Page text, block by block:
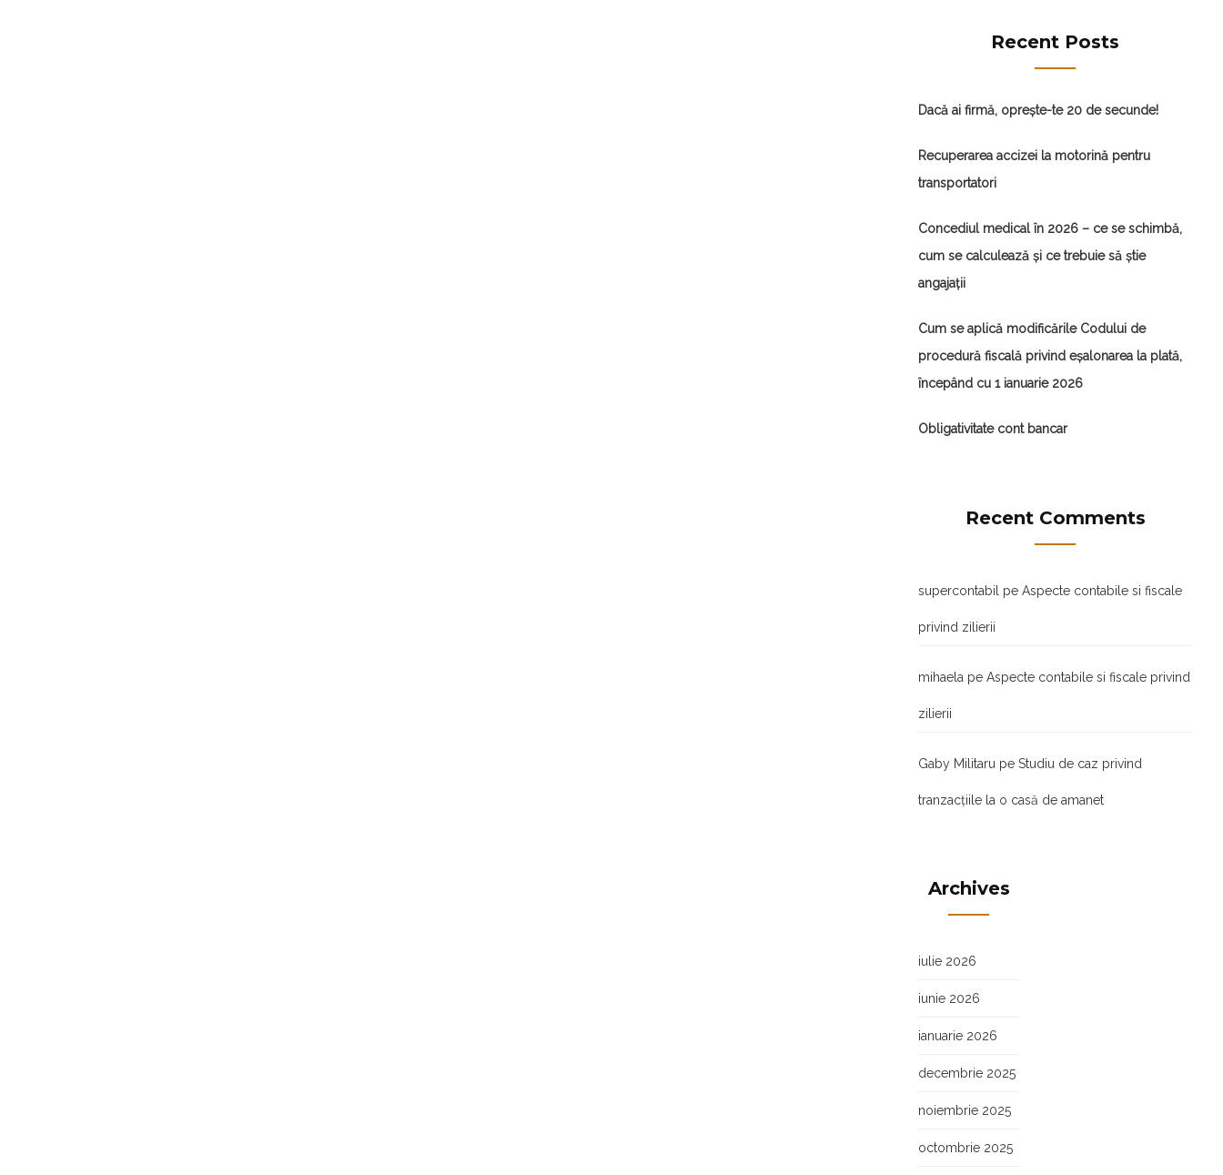
Recent Posts
Dacă ai firmă, oprește-te 20 de secunde!
Recuperarea accizei la motorină pentru
transportatori
Concediul medical în 2026 – ce se schimbă,
cum se calculează și ce trebuie să știe
angajații
Cum se aplică modificările Codului de
procedură fiscală privind eșalonarea la plată,
începând cu 1 ianuarie 2026
Obligativitate cont bancar
Recent Comments
supercontabil pe Aspecte contabile si fiscale
privind zilierii
mihaela pe Aspecte contabile si fiscale privind
zilierii
Gaby Militaru pe Studiu de caz privind
tranzacţiile la o casă de amanet
Archives
iulie 2026
iunie 2026
ianuarie 2026
decembrie 2025
noiembrie 2025
octombrie 2025